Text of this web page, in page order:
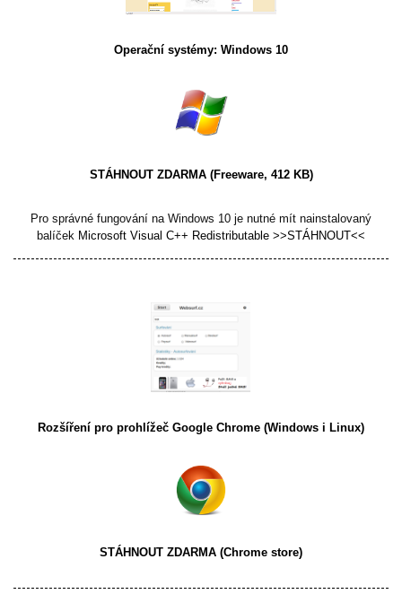
Operační systémy: Windows 10
STÁHNOUT ZDARMA (Freeware, 412 KB)
Pro správné fungování na Windows 10 je nutné mít nainstalovaný
balíček Microsoft Visual C++ Redistributable >>STÁHNOUT<<
Rozšíření pro prohlížeč Google Chrome (Windows i Linux)
STÁHNOUT ZDARMA (Chrome store)